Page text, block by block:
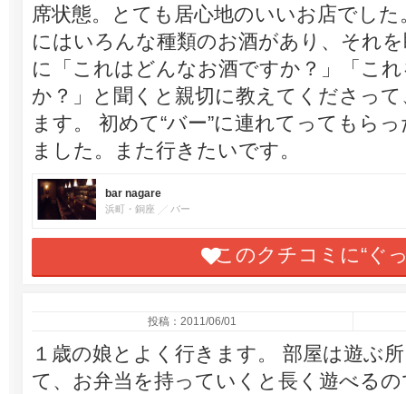
席状態。とても居心地のいいお店でし
にはいろんな種類のお酒があり、それ
に「これはどんなお酒ですか？」「こ
か？」と聞くと親切に教えてくださっ
ます。 初めて“バー”に連れてってもら
ました。また行きたいです。
bar nagare
浜町・銅座 バー
このクチコミに“ぐ
投稿：2011/06/01
１歳の娘とよく行きます。 部屋は遊ぶ
て、お弁当を持っていくと長く遊べる